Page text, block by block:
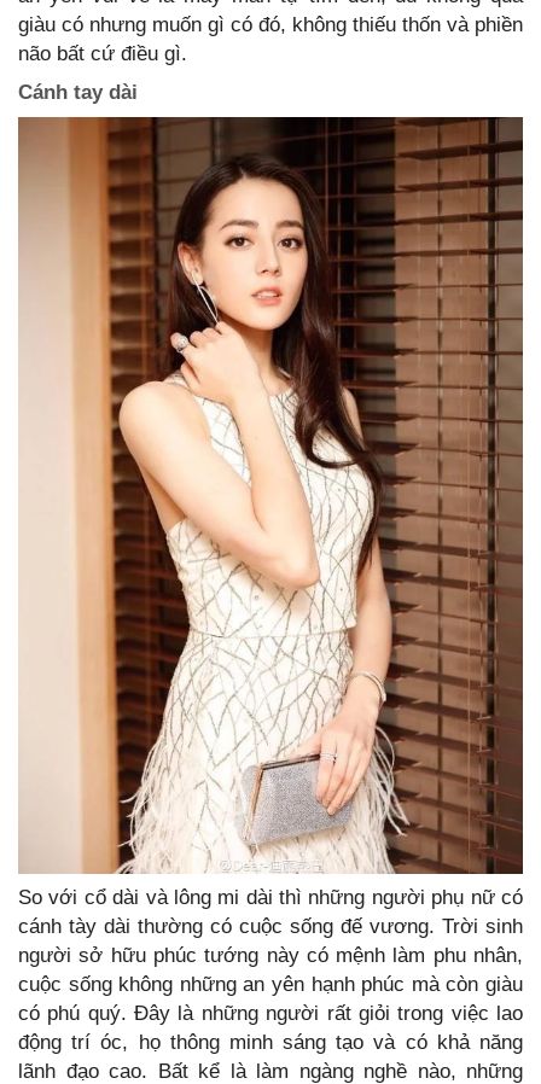
giàu có nhưng muốn gì có đó, không thiếu thốn và phiền
não bất cứ điều gì.
Cánh tay dài
So với cổ dài và lông mi dài thì những người phụ nữ có
cánh tày dài thường có cuộc sống đế vương. Trời sinh
người sở hữu phúc tướng này có mệnh làm phu nhân,
cuộc sống không những an yên hạnh phúc mà còn giàu
có phú quý. Đây là những người rất giỏi trong việc lao
động trí óc, họ thông minh sáng tạo và có khả năng
lãnh đạo cao. Bất kể là làm ngàng nghề nào, những